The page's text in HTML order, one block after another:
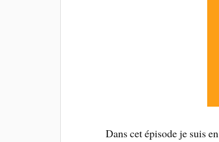
Dans cet épisode je suis